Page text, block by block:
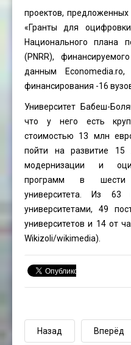
проектов, предложенных
«Гранты для
Национального плана
(PNRR),
данным Economedia.ro,
финансирования -16
Университет Бабеш-
что у него есть
стоимостью 13 млн
пойти на развитие 15
модернизации и
программ в шести
университета. Из 63
университетами, 49
университетов и 14 от
Wikizoli/wikimedia).
Назад Вперёд